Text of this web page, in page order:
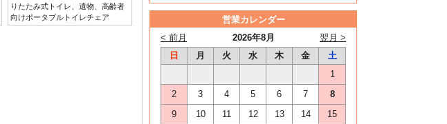
りたたみ式トイレ、遺物、高齢者
向けポータブルトイレチェア
営業カレンダー
2026年8月
< 前月
翌月 >
日
月 火 水 木 金
土
1
2
3 4 5 6 7
8
9
10 11 12 13 14
15